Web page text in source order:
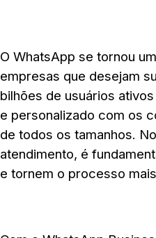
O WhatsApp se tornou
empresas que desejam
bilhões de usuários
e personalizado com os
de todos os tamanhos.
atendimento, é
e tornem o processo